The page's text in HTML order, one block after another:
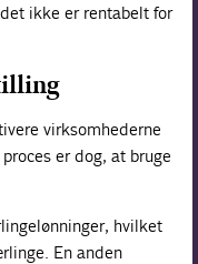
ikke er rentabelt for
virksomhederne
er dog, at bruge
hvilket
En anden